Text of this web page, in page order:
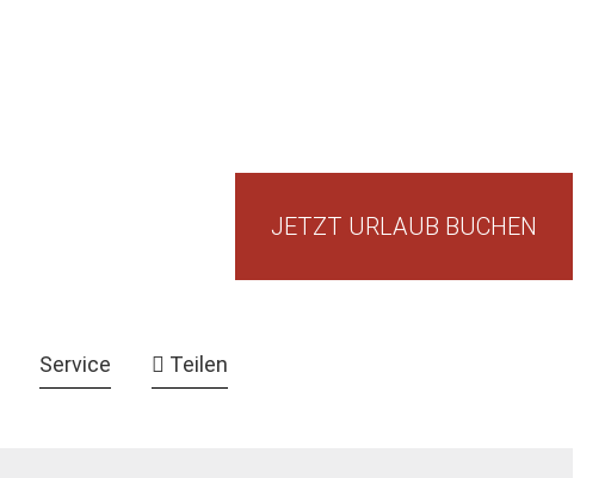
JETZT URLAUB BUCHEN
Service Teilen